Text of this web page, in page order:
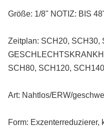
Größe: 1/8" NOTIZ: BIS
Zeitplan: SCH20, SCH30,
SCH80, SCH120,
Art: Nahtlos/ERW/
Form: